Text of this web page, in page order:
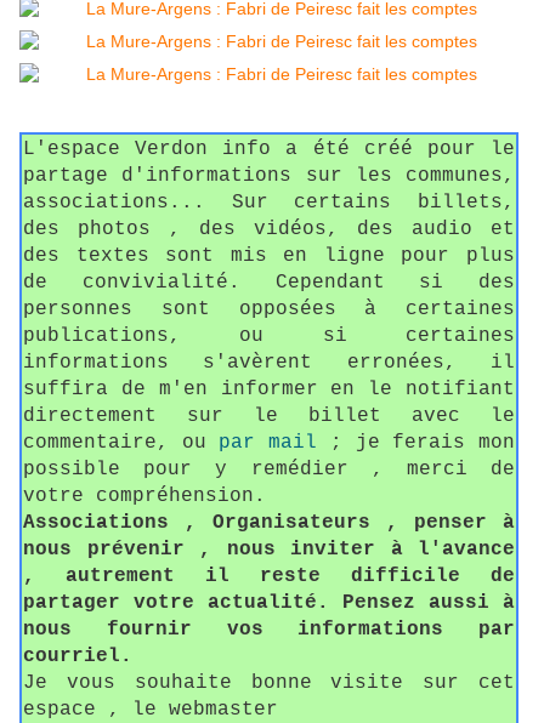
L'espace Verdon info a été créé pour le
partage d'informations sur les communes,
associations... Sur certains billets,
des photos , des vidéos, des audio et
des textes sont mis en ligne pour plus
de convivialité. Cependant si des
personnes sont opposées à certaines
publications, ou si certaines
informations s'avèrent erronées, il
suffira de m'en informer en le notifiant
directement sur le billet avec le
commentaire, ou par mail ; je ferais mon
possible pour y remédier , merci de
votre compréhension.
Associations , Organisateurs , penser à
nous prévenir , nous inviter à l'avance
, autrement il reste difficile de
partager votre actualité. Pensez aussi à
nous fournir vos informations par
courriel.
Je vous souhaite bonne visite sur cet
espace , le webmaster